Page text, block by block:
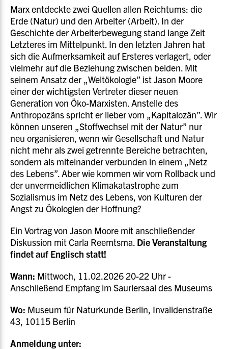
Marx entdeckte zwei Quellen allen Reichtums: die
Erde (Natur) und den Arbeiter (Arbeit). In der
Geschichte der Arbeiterbewegung stand lange Zeit
Letzteres im Mittelpunkt. In den letzten Jahren hat
sich die Aufmerksamkeit auf Ersteres verlagert, oder
vielmehr auf die Beziehung zwischen beiden. Mit
seinem Ansatz der „Weltökologie” ist Jason Moore
einer der wichtigsten Vertreter dieser neuen
Generation von Öko-Marxisten. Anstelle des
Anthropozäns spricht er lieber vom „Kapitalozän”. Wir
können unseren „Stoffwechsel mit der Natur” nur
neu organisieren, wenn wir Gesellschaft und Natur
nicht mehr als zwei getrennte Bereiche betrachten,
sondern als miteinander verbunden in einem „Netz
des Lebens”. Aber wie kommen wir vom Rollback und
der unvermeidlichen Klimakatastrophe zum
Sozialismus im Netz des Lebens, von Kulturen der
Angst zu Ökologien der Hoffnung?
Ein Vortrag von Jason Moore mit anschließender
Diskussion mit Carla Reemtsma. Die Veranstaltung
findet auf Englisch statt!
Wann: Mittwoch, 11.02.2026 20-22 Uhr -
Anschließend Empfang im Sauriersaal des Museums
Wo: Museum für Naturkunde Berlin, Invalidenstraße
43, 10115 Berlin
Anmeldung unter: